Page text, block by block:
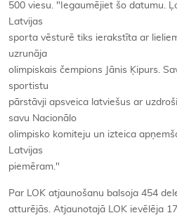
500 viesu. "Iegaumējiet šo datumu.
Latvijas
sporta vēsturē tiks ierakstīta ar
uzrunāja
olimpiskais čempions Jānis Ķipurs.
sportistu
pārstāvji apsveica latviešus ar
savu Nacionālo
olimpisko komiteju un izteica
Latvijas
piemēram."
Par LOK atjaunošanu balsoja 454
atturējās. Atjaunotajā LOK ievēlēja